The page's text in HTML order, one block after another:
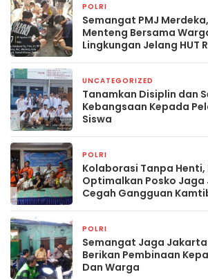
POLRI
Semangat PMJ
Menteng Bersama
Lingkungan Jelang HUT
UNCATEGORIZED
Tanamkan Disiplin dan
Kebangsaan Kepada
Siswa
POLRI
Kolaborasi Tanpa Henti,
Optimalkan Posko
Cegah Gangguan
POLRI
Semangat Jaga Jakarta
Berikan Pembinaan
Dan Warga